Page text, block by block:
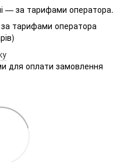
— за тарифами оператора.
тарифами оператора
для оплати замовлення